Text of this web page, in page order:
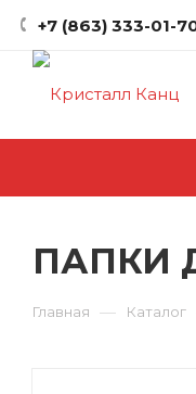
+7 (863) 333-01-
ПАПКИ
Главная — Каталог